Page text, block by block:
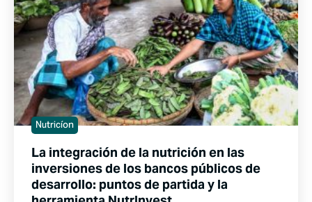
Nutricíon
La integración de la nutrición en las
inversiones de los bancos públicos de
desarrollo: puntos de partida y la